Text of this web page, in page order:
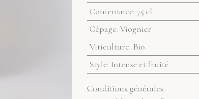
Contenance: 75 cl
Cépage: Viognier
Viticulture: Bio
Style: Intense et fruité
Conditions générales